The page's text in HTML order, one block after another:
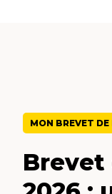
MON BREVET
Brevet